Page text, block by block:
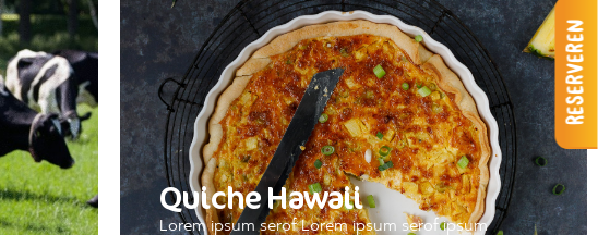
Quiche Hawaii
Lorem ipsum serof Lorem ipsum serof ipsum
Reserveren